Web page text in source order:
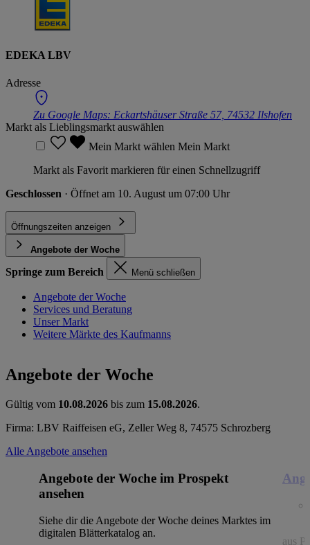
EDEKA LBV
Adresse
Zu Google Maps: Eckartshäuser Straße 57, 74532 Ilshofen
Markt als Lieblingsmarkt auswählen
Mein Markt wählen Mein Markt
Markt als Favorit markieren für einen Schnellzugriff
Geschlossen · Öffnet am 10. August um 07:00 Uhr
Öffnungszeiten anzeigen
Angebote der Woche
Springe zum Bereich Menü schließen
Angebote der Woche
Services und Beratung
Unser Markt
Weitere Märkte des Kaufmanns
Angebote der Woche
Gültig vom 10.08.2026 bis zum 15.08.2026.
Firma: LBV Raiffeisen eG, Zeller Weg 8, 74575 Schrozberg
Alle Angebote ansehen
Angebote der Woche im Prospekt
ansehen
Siehe dir die Angebote der Woche deines Marktes im
digitalen Blätterkatalog an.
aus